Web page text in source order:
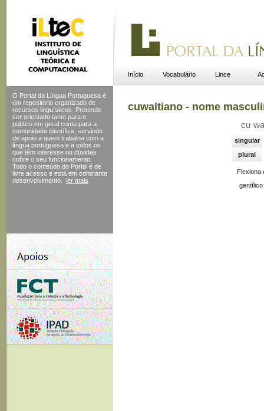
Início Vocabulário Lince
O Portal da Língua Portuguesa é
um repositório organizado de
recursos linguísticos. Pretende
ser orientado tanto para o
público em geral como para a
comunidade científica, servindo
de apoio a quem trabalha com a
língua portuguesa e a todos os
que têm interesse ou dúvidas
sobre o seu funcionamento.
Todo o conteúdo do Portal é de
livre acesso e está em constante
desenvolvimento.
ler mais
cuwaitiano - nome
cu·
singular
plural
Flexiona